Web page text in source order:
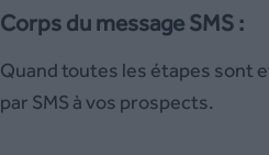
Corps du message SMS :
Quand toutes les étapes sont
par SMS à vos prospects.